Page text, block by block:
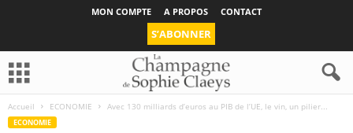
MON COMPTE A PROPOS CONTACT
S’ABONNER
Accueil ECONOMIE Avec 130 milliards d’euros au PIB de l’UE, le vin, un pilier...
ECONOMIE